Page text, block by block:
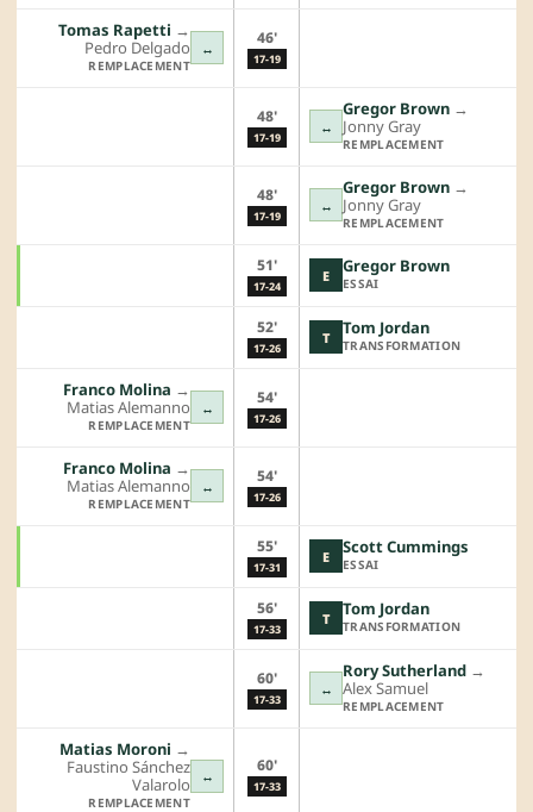
↔
Tomas Rapetti →︎
Pedro Delgado
REMPLACEMENT
46'
17-19
48'
17-19
↔
Gregor Brown →︎
Jonny Gray
REMPLACEMENT
48'
17-19
↔
Gregor Brown →︎
Jonny Gray
REMPLACEMENT
51'
17-24
E Gregor Brown
ESSAI
52'
17-26
T Tom Jordan
TRANSFORMATION
↔
Franco Molina →︎
Matias Alemanno
REMPLACEMENT
54'
17-26
↔
Franco Molina →︎
Matias Alemanno
REMPLACEMENT
54'
17-26
55'
17-31
E Scott Cummings
ESSAI
56'
17-33
T Tom Jordan
TRANSFORMATION
60'
17-33
↔
Rory Sutherland →︎
Alex Samuel
REMPLACEMENT
↔
Matias Moroni →︎
Faustino Sánchez
Valarolo
REMPLACEMENT
60'
17-33